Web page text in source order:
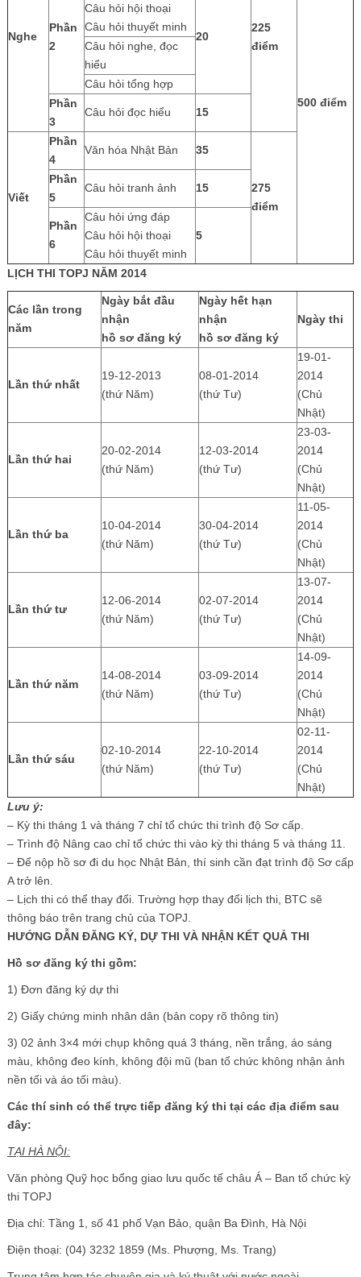
Nghe
225
điểm
500 điểm
Phần
2
Câu hỏi hội thoại
Câu hỏi thuyết minh
20
Câu hỏi nghe, đọc
hiểu
Câu hỏi tổng hợp
Phần
3
Câu hỏi đọc hiểu 15
Viết
Phần
4
Văn hóa Nhật Bản 35
275
điểm
Phần
5
Câu hỏi tranh ảnh 15
Phần
6
Câu hỏi ứng đáp
Câu hỏi hội thoại
Câu hỏi thuyết minh
5
LỊCH THI TOPJ NĂM 2014
Các lần trong
năm
Ngày bắt đầu
nhận
hồ sơ đăng ký
Ngày hết hạn
nhận
hồ sơ đăng ký
Ngày thi
Lần thứ nhất
19-12-2013
(thứ Năm)
08-01-2014
(thứ Tư)
19-01-
2014
(Chủ
Nhật)
Lần thứ hai
20-02-2014
(thứ Năm)
12-03-2014
(thứ Tư)
23-03-
2014
(Chủ
Nhật)
Lần thứ ba
10-04-2014
(thứ Năm)
30-04-2014
(thứ Tư)
11-05-
2014
(Chủ
Nhật)
Lần thứ tư
12-06-2014
(thứ Năm)
02-07-2014
(thứ Tư)
13-07-
2014
(Chủ
Nhật)
Lần thứ năm
14-08-2014
(thứ Năm)
03-09-2014
(thứ Tư)
14-09-
2014
(Chủ
Nhật)
Lần thứ sáu
02-10-2014
(thứ Năm)
22-10-2014
(thứ Tư)
02-11-
2014
(Chủ
Nhật)
Lưu ý:
– Kỳ thi tháng 1 và tháng 7 chỉ tổ chức thi trình độ Sơ cấp.
– Trình độ Nâng cao chỉ tổ chức thi vào kỳ thi tháng 5 và tháng 11.
– Để nộp hồ sơ đi du học Nhật Bản, thí sinh cần đạt trình độ Sơ cấp
A trở lên.
– Lịch thi có thể thay đổi. Trường hợp thay đổi lịch thi, BTC sẽ
thông báo trên trang chủ của TOPJ.
HƯỚNG DẪN ĐĂNG KÝ, DỰ THI VÀ NHẬN KẾT QUẢ THI
Hồ sơ đăng ký thi gồm:
1) Đơn đăng ký dự thi
2) Giấy chứng minh nhân dân (bản copy rõ thông tin)
3) 02 ảnh 3×4 mới chụp không quá 3 tháng, nền trắng, áo sáng
màu, không đeo kính, không đội mũ (ban tổ chức không nhận ảnh
nền tối và áo tối màu).
Các thí sinh có thể trực tiếp đăng ký thi tại các địa điểm sau
đây:
TẠI HÀ NỘI:
Văn phòng Quỹ học bổng giao lưu quốc tế châu Á – Ban tổ chức kỳ
thi TOPJ
Địa chỉ: Tầng 1, số 41 phố Vạn Bảo, quận Ba Đình, Hà Nội
Điện thoại: (04) 3232 1859 (Ms. Phượng, Ms. Trang)